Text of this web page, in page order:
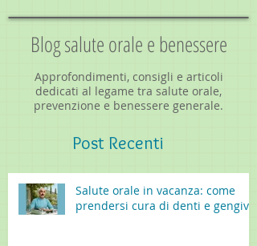
Blog salute orale e benessere
Approfondimenti, consigli e articoli
dedicati al legame tra salute orale,
prevenzione e benessere generale.
Post Recenti
Salute orale in vacanza: come
prendersi cura di denti e gengive